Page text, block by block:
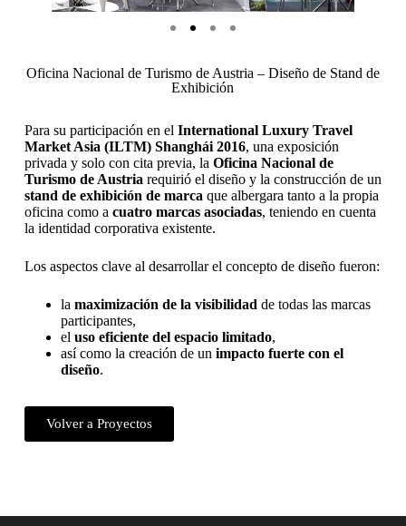
Oficina Nacional de Turismo de Austria – Diseño de Stand de
Exhibición
Para su participación en el International Luxury Travel
Market Asia (ILTM) Shanghái 2016, una exposición
privada y solo con cita previa, la Oficina Nacional de
Turismo de Austria requirió el diseño y la construcción de un
stand de exhibición de marca que albergara tanto a la propia
oficina como a cuatro marcas asociadas, teniendo en cuenta
la identidad corporativa existente.
Los aspectos clave al desarrollar el concepto de diseño fueron:
la maximización de la visibilidad de todas las marcas
participantes,
el uso eficiente del espacio limitado,
así como la creación de un impacto fuerte con el
diseño.
Volver a Proyectos